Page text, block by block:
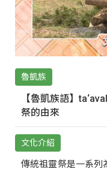
魯凱族
【魯凱族語】
祭的由來
文化介紹
傳統祖靈祭是一系列